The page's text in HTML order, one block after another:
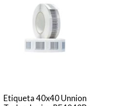
Etiqueta 40x40 Unnion